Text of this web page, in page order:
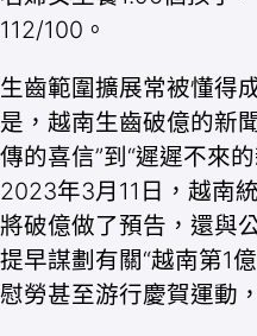
112/100。
生齒範圍擴展常被懂得
是，越南生齒破億的新
傳的喜信”到“遲遲不來
2023年3月11日，越南
將破億做了預告，還與
提早謀劃有關“越南第1
慰勞甚至游行慶賀運動